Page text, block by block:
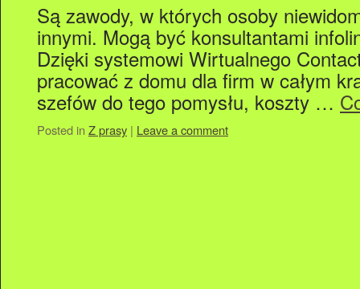
Są zawody, w których osoby
innymi. Mogą być konsultantami
Dzięki systemowi Wirtualnego
pracować z domu dla firm w całym
szefów do tego pomysłu, koszty …
Posted in Z prasy | Leave a comment